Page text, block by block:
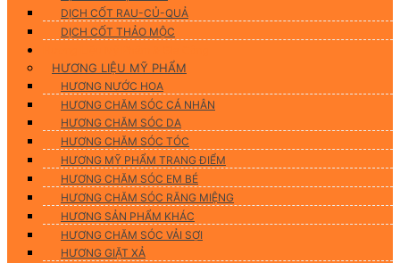
DỊCH CỐT RAU-CỦ-QUẢ
DỊCH CỐT THẢO MỘC
HƯƠNG LIỆU MỸ PHẨM
HƯƠNG NƯỚC HOA
HƯƠNG CHĂM SÓC CÁ NHÂN
HƯƠNG CHĂM SÓC DA
HƯƠNG CHĂM SÓC TÓC
HƯƠNG MỸ PHẨM TRANG ĐIỂM
HƯƠNG CHĂM SÓC EM BÉ
HƯƠNG CHĂM SÓC RĂNG MIỆNG
HƯƠNG SẢN PHẨM KHÁC
HƯƠNG CHĂM SÓC VẢI SỢI
HƯƠNG GIẶT XẢ